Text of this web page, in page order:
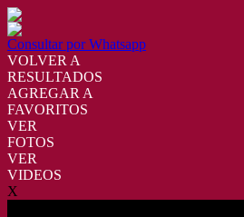
Consultar por Whatsapp
VOLVER A
RESULTADOS
AGREGAR A
FAVORITOS
VER
FOTOS
VER
VIDEOS
X